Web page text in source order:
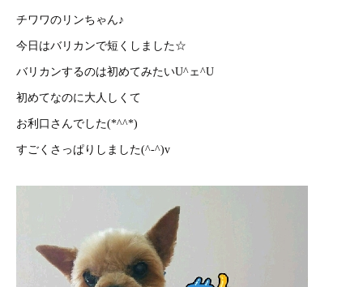
チワワのリンちゃん♪
今日はバリカンで短くしました☆
バリカンするのは初めてみたいU^ェ^U
初めてなのに大人しくて
お利口さんでした(*^^*)
すごくさっぱりしました(^-^)v